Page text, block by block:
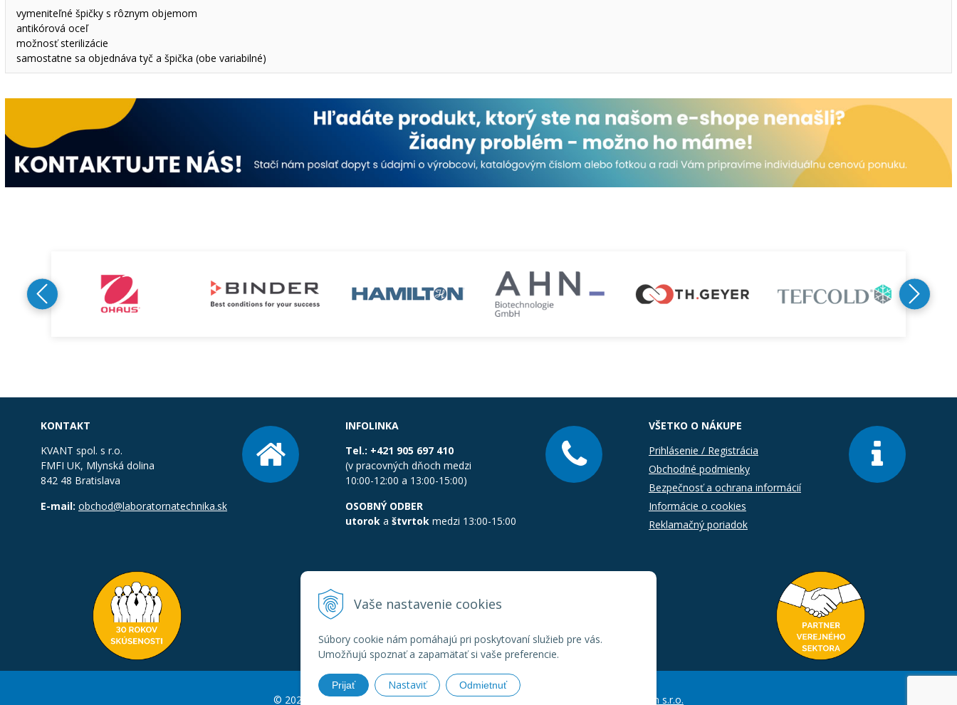
Vaše nastavenie cookies
Súbory cookie nám pomáhajú pri poskytovaní služieb pre vás.
Umožňujú spoznať a zapamätať si vaše preferencie.
Prijať Nastaviť Odmietnuť
vymeniteľné špičky s rôznym objemom
antikórová oceľ
možnosť sterilizácie
samostatne sa objednáva tyč a špička (obe variabilné)
KONTAKT
KVANT spol. s r.o.
FMFI UK, Mlynská dolina
842 48 Bratislava
E-mail: obchod@laboratornatechnika.sk
INFOLINKA
Tel.: +421 905 697 410
(v pracovných dňoch medzi
10:00-12:00 a 13:00-15:00)
OSOBNÝ ODBER
utorok a štvrtok medzi 13:00-15:00
VŠETKO O NÁKUPE
Prihlásenie / Registrácia
Obchodné podmienky
Bezpečnosť a ochrana informácií
Informácie o cookies
Reklamačný poriadok
© 2026 Laboratornatechnika.sk •Created&e-shop Pohoda connector NextCom s.r.o.